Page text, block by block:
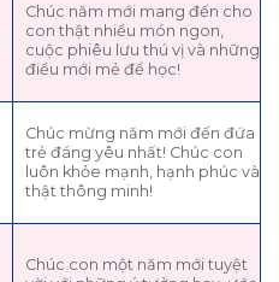
Chúc năm mới mang đến cho
con thật nhiều món ngon,
cuộc phiêu lưu thú vị và những
điều mới mẻ để học!
Chúc mừng năm mới đến đứa
trẻ đáng yêu nhất! Chúc con
luôn khỏe mạnh, hạnh phúc và
thật thông minh!
Chúc con một năm mới tuyệt